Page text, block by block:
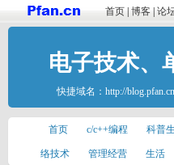
首页 博客 论
电子技术、
快捷域名： http://
首页 c/c++编程 科普
络技术 管理经营 生活